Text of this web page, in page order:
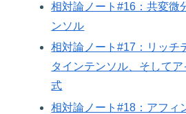
相対論ノート#16：共変微
ンソル
相対論ノート#17：リッチ
タインテンソル、そして
式
相対論ノート#18：アフィ